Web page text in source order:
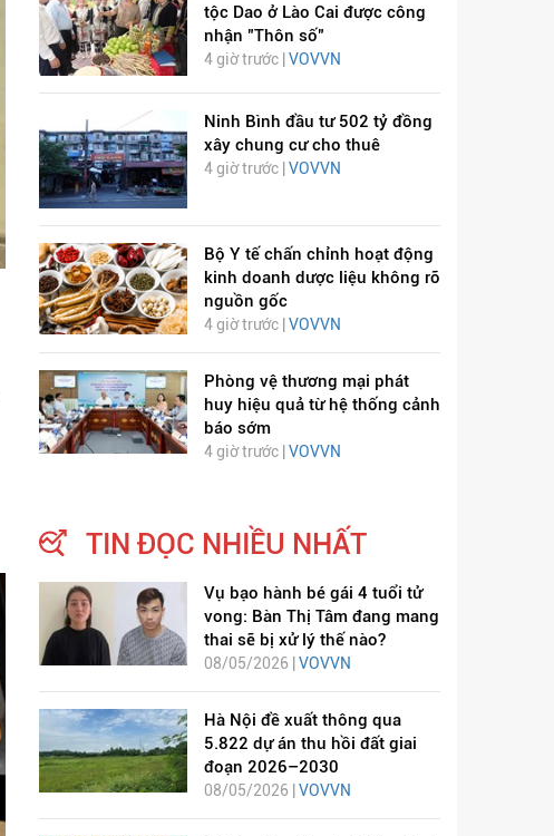
tộc Dao ở Lào Cai được công
nhận "Thôn số"
4 giờ trước | VOVVN
Ninh Bình đầu tư 502 tỷ đồng
xây chung cư cho thuê
4 giờ trước | VOVVN
Bộ Y tế chấn chỉnh hoạt động
kinh doanh dược liệu không rõ
nguồn gốc
4 giờ trước | VOVVN
Phòng vệ thương mại phát
huy hiệu quả từ hệ thống cảnh
báo sớm
4 giờ trước | VOVVN
TIN ĐỌC NHIỀU NHẤT
Vụ bạo hành bé gái 4 tuổi tử
vong: Bàn Thị Tâm đang mang
thai sẽ bị xử lý thế nào?
08/05/2026 | VOVVN
Hà Nội đề xuất thông qua
5.822 dự án thu hồi đất giai
đoạn 2026–2030
08/05/2026 | VOVVN